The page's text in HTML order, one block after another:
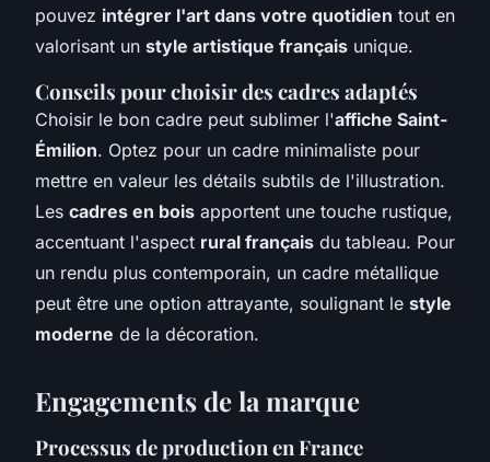
pouvez intégrer l'art dans votre quotidien tout en
valorisant un style artistique français unique.
Conseils pour choisir des cadres adaptés
Choisir le bon cadre peut sublimer l'affiche Saint-
Émilion. Optez pour un cadre minimaliste pour
mettre en valeur les détails subtils de l'illustration.
Les cadres en bois apportent une touche rustique,
accentuant l'aspect rural français du tableau. Pour
un rendu plus contemporain, un cadre métallique
peut être une option attrayante, soulignant le style
moderne de la décoration.
Engagements de la marque
Processus de production en France